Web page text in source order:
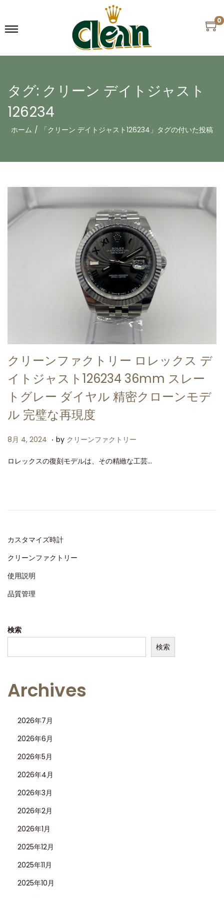
0
タグ: クリーン デイトジャスト
126234
ホーム / 「クリーン デイトジャスト126234」タグの付いた投稿
クリーンファクトリー ロレックス デ
イトジャスト126234 36mm スレー
トグレー ダイヤル 精密クローンモデ
ル 完璧な再現度
P
s
n
8月 4, 2024 8
4
4
. by クリーンファクトリー
ロレックスの復刻モデルは、その精緻な工芸…
カスタマイズ時計
クリーンファクトリー
使用説明
品質管理
検索
検索
Archives
2026年7月
2026年6月
2026年5月
2026年4月
2026年3月
2026年2月
2026年1月
2025年12月
2025年11月
2025年10月